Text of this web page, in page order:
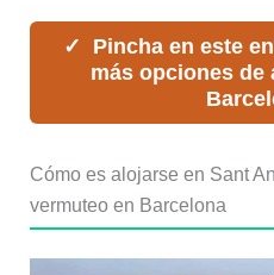
Pincha en este
más opciones de
Cómo es alojarse en Sant
vermuteo en Barcelona